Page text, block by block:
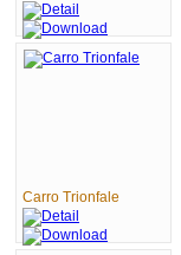
Carro Trionfale